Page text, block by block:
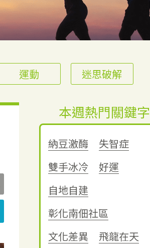
運動 迷思破解
本週熱門關鍵字
納豆激酶
失智症
雙手冰冷
好運
自地自建
彰化南佃社區
文化差異
飛龍在天